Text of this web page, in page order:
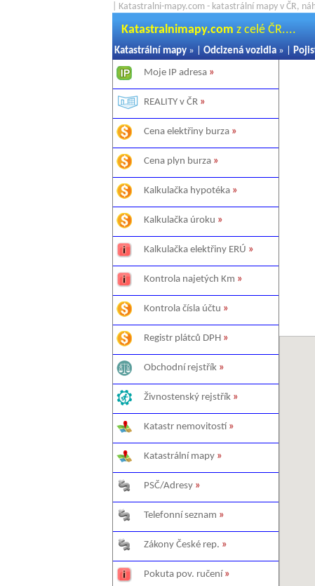
| Katastralni-mapy.com - katastrální mapy v ČR,
Katastralnimapy.com z celé ČR....
Katastrální mapy » | Odcizená vozidla » |
Moje IP adresa »
REALITY v ČR »
Cena elektřiny burza »
Cena plyn burza »
Kalkulačka hypotéka »
Kalkulačka úroku »
Kalkulačka elektřiny ERÚ »
Kontrola najetých Km »
Kontrola čísla účtu »
Registr plátců DPH »
Obchodní rejstřík »
Živnostenský rejstřík »
Katastr nemovitostí »
Katastrální mapy »
PSČ/Adresy »
Telefonní seznam »
Zákony České rep. »
Pokuta pov. ručení »